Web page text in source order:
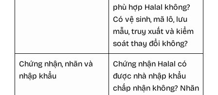
phù hợp Halal không?
Có vệ sinh, mã lô, lưu
mẫu, truy xuất và kiểm
soát thay đổi không?
Chứng nhận, nhãn và
nhập khẩu
Chứng nhận Halal có
được nhà nhập khẩu
chấp nhận không? Nhãn